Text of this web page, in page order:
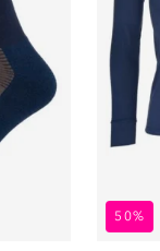
50%